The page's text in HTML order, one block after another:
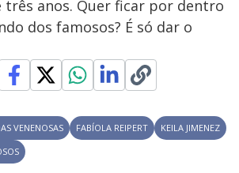
i
d
e
três anos. Quer ficar por dentro
dos famosos? É só dar o
VENENOSAS FABÍOLA REIPERT
KEILA JIMENEZ